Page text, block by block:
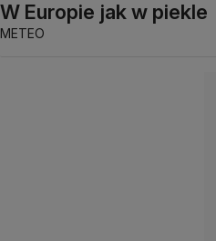
W Europie jak w piekle
METEO